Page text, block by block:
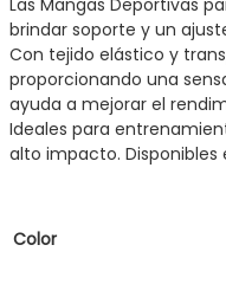
Las Mangas Deportivas
brindar soporte y un
Con tejido elástico y
proporcionando una
ayuda a mejorar el
Ideales para
alto impacto. Disponibles
Color